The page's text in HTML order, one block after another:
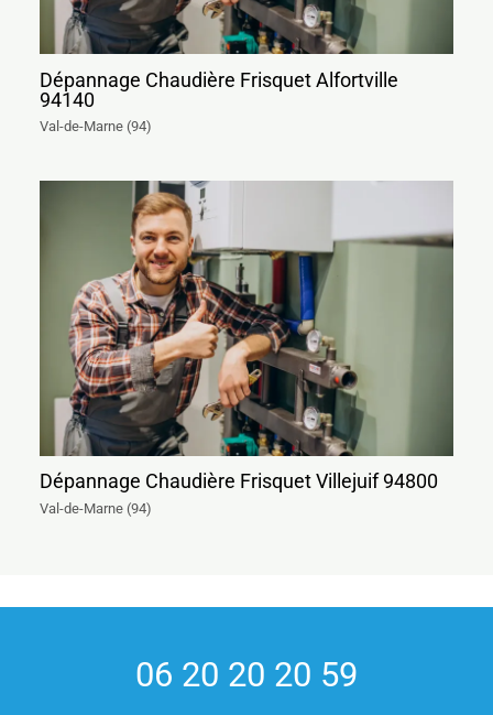
Dépannage Chaudière Frisquet Alfortville
94140
Val-de-Marne (94)
Dépannage Chaudière Frisquet Villejuif 94800
Val-de-Marne (94)
06 20 20 20 59